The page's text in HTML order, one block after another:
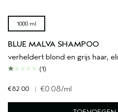
1000 ml
BLUE MALVA SHAMPOO
verheldert blond en grijs haar,
(1)
€82.00 | €0.08/ml